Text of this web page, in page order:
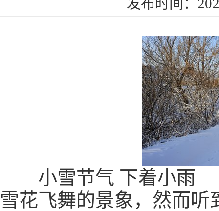
发布时间：
小雪节气 下着小雨
雪花飞舞的景象，然而